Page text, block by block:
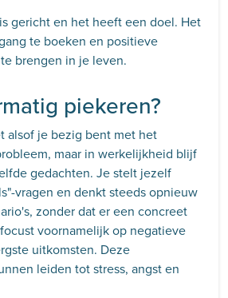
gericht en het heeft een doel. Het
te boeken en positieve
brengen in je leven.
piekeren?
alsof je bezig bent met het
maar in werkelijkheid blijf
gedachten. Je stelt jezelf
vragen en denkt steeds opnieuw
zonder dat er een concreet
voornamelijk op negatieve
uitkomsten. Deze
leiden tot stress, angst en